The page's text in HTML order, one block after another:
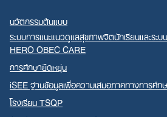
นวัตกรรมต้นแบบ
ระบบการแนะแนวดูแลสุขภาพจิตนักเรียนและระ
HERO OBEC CARE
การศึกษายืดหยุ่น
iSEE ฐานข้อมูลเพื่อความเสมอภาคทางการศึก
โรงเรียน TSQP